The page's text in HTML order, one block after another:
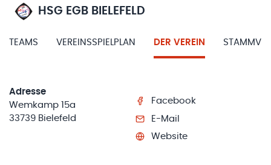
HSG EGB BIELEFELD
TEAMS VEREINSSPIELPLAN DER VEREIN
Adresse
Wemkamp 15a
33739 Bielefeld
Facebook
E-Mail
Website